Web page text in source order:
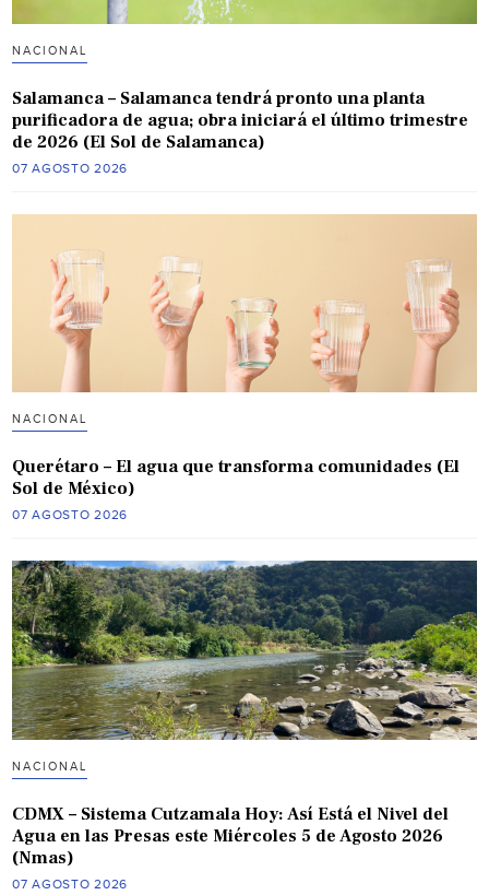
NACIONAL
Salamanca – Salamanca tendrá pronto una planta
purificadora de agua; obra iniciará el último trimestre
de 2026 (El Sol de Salamanca)
07 AGOSTO 2026
NACIONAL
Querétaro – El agua que transforma comunidades (El
Sol de México)
07 AGOSTO 2026
NACIONAL
CDMX – Sistema Cutzamala Hoy: Así Está el Nivel del
Agua en las Presas este Miércoles 5 de Agosto 2026
(Nmas)
07 AGOSTO 2026